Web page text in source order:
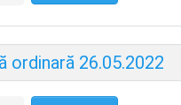
ordinară 26.05.2022